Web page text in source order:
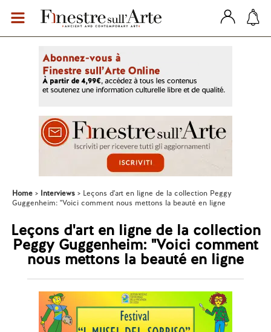
Home Interviews
Leçons d'art en ligne de la collection Peggy
Guggenheim: "Voici comment nous mettons la beauté en ligne
Leçons d'art en ligne de la collection
Peggy Guggenheim: "Voici comment
nous mettons la beauté en ligne